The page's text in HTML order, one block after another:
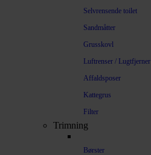
Selvrensende toilet
Sandmåtter
Grusskovl
Luftrenser / Lugtfjerner
Affaldsposer
Kattegrus
Filter
Trimning
Børster